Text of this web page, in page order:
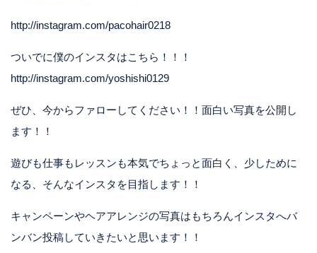
http://instagram.com/pacohair0218
ついでに僕のインスタはこちら！！！
http://instagram.com/yoshishi0129
ぜひ、今からファローしてください！！面白い写真を公開し
ます！！
遊びも仕事もレッスンも本気でちょっと面白く、少しために
なる、そんなインスタを目指します！！
キャンペーンやヘアアレンジの写真はもちろんインスタへバ
ンバン投稿していきたいと思います！！